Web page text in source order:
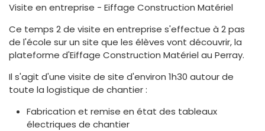
Visite en entreprise - Eiffage Construction Matériel
Ce temps 2 de visite en entreprise s'effectue à 2 pas
de l'école sur un site que les élèves vont découvrir, la
plateforme d'Eiffage Construction Matériel au Perray.
Il s'agit d'une visite de site d'environ 1h30 autour de
toute la logistique de chantier :
Fabrication et remise en état des tableaux
électriques de chantier